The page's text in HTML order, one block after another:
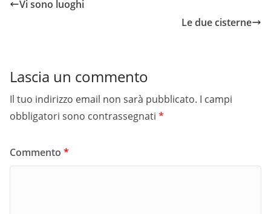
Vi sono luoghi
Le due cisterne
Lascia un commento
Il tuo indirizzo email non sarà pubblicato. I campi
obbligatori sono contrassegnati *
Commento *